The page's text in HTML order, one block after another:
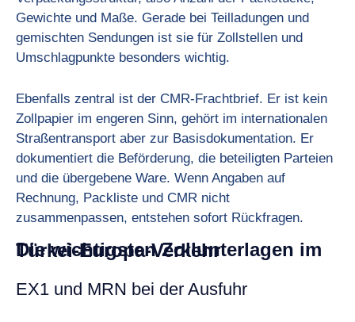
Gewichte und Maße. Gerade bei Teilladungen und
gemischten Sendungen ist sie für Zollstellen und
Umschlagpunkte besonders wichtig.
Ebenfalls zentral ist der CMR-Frachtbrief. Er ist kein
Zollpapier im engeren Sinn, gehört im internationalen
Straßentransport aber zur Basisdokumentation. Er
dokumentiert die Beförderung, die beteiligten Parteien
und die übergebene Ware. Wenn Angaben auf
Rechnung, Packliste und CMR nicht
zusammenpassen, entstehen sofort Rückfragen.
Die wichtigsten Zollunterlagen im Türkei-Europa-Verkehr
EX1 und MRN bei der Ausfuhr